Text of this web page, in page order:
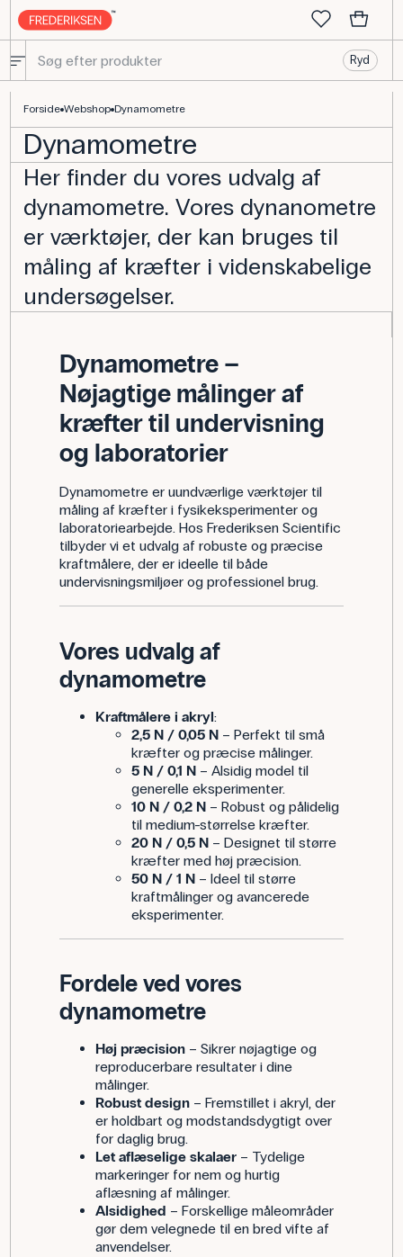
Ryd
Forside Webshop Dynamometre
Dynamometre
Her finder du vores udvalg af
dynamometre. Vores dynanometre
er værktøjer, der kan bruges til
måling af kræfter i videnskabelige
undersøgelser.
Dynamometre –
Nøjagtige målinger af
kræfter til undervisning
og laboratorier
Dynamometre er uundværlige værktøjer til
måling af kræfter i fysikeksperimenter og
laboratoriearbejde. Hos Frederiksen Scientific
tilbyder vi et udvalg af robuste og præcise
kraftmålere, der er ideelle til både
undervisningsmiljøer og professionel brug.
Vores udvalg af
dynamometre
Kraftmålere i akryl:
2,5 N / 0,05 N– Perfekt til små
kræfter og præcise målinger.
5 N / 0,1 N– Alsidig model til
generelle eksperimenter.
10 N / 0,2 N– Robust og pålidelig
til medium-størrelse kræfter.
20 N / 0,5 N– Designet til større
kræfter med høj præcision.
50 N / 1 N– Ideel til større
kraftmålinger og avancerede
eksperimenter.
Fordele ved vores
dynamometre
Høj præcision– Sikrer nøjagtige og
reproducerbare resultater i dine
målinger.
Robust design– Fremstillet i akryl, der
er holdbart og modstandsdygtigt over
for daglig brug.
Let aflæselige skalaer– Tydelige
markeringer for nem og hurtig
aflæsning af målinger.
Alsidighed – Forskellige måleområder
gør dem velegnede til en bred vifte af
anvendelser.